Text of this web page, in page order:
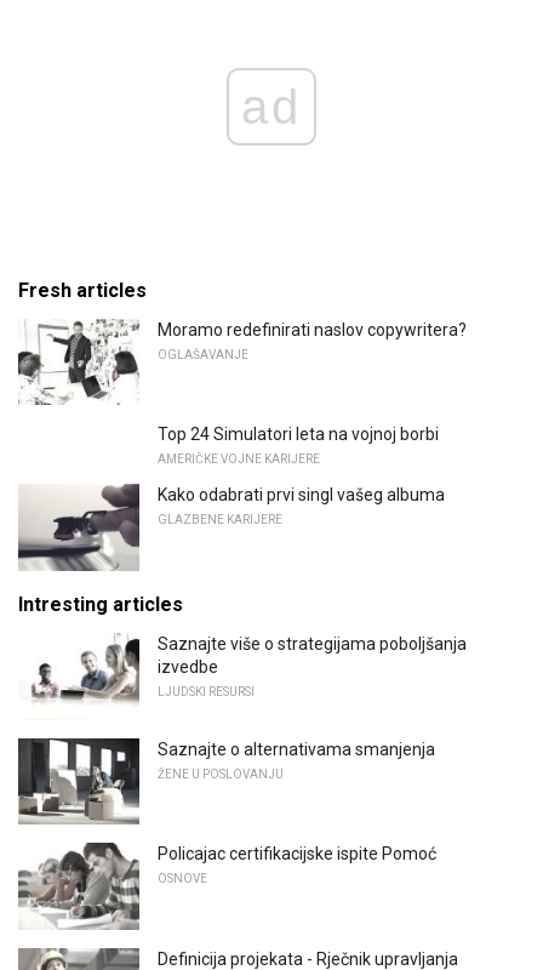
ad
Fresh articles
Moramo redefinirati naslov copywritera?
OGLAŠAVANJE
Top 24 Simulatori leta na vojnoj borbi
AMERIČKE VOJNE KARIJERE
Kako odabrati prvi singl vašeg albuma
GLAZBENE KARIJERE
Intresting articles
Saznajte više o strategijama poboljšanja
izvedbe
LJUDSKI RESURSI
Saznajte o alternativama smanjenja
ŽENE U POSLOVANJU
Policajac certifikacijske ispite Pomoć
OSNOVE
Definicija projekata - Rječnik upravljanja